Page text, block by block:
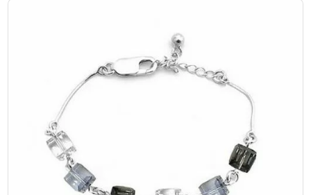
était :
€59,00.
est :
€45,00.